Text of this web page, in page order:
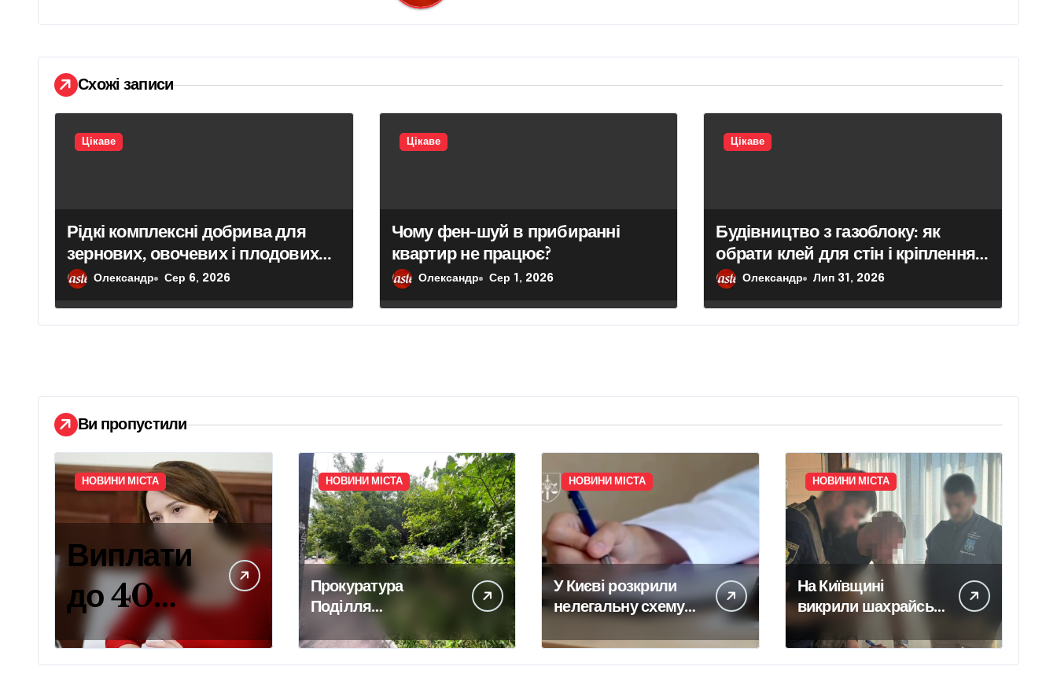
ц
і
я
з
и
с
і
в
Схожі записи
Цікаве
Рідкі комплексні добрива для
зернових, овочевих і плодових
культур: особливості вибору
Олександр Сер 6, 2026
Цікаве
Чому фен-шуй в прибиранні
квартир не працює?
Олександр Сер 1, 2026
Цікаве
Будівництво з газоблоку: як
обрати клей для стін і кріплення
гіпсокартону
Олександр Лип 31, 2026
Ви пропустили
НОВИНИ МІСТА
Виплати
до 40
000 грн
на
НОВИНИ МІСТА
Прокуратура
Поділля
судитиметься за
скасування права
власності на
НОВИНИ МІСТА
У Києві розкрили
нелегальну схему
сурогатного
материнства для
іноземних
НОВИНИ МІСТА
На Київщині
викрили шахрайські
кол-центри, які
обманули громадян
Чехії на понад 12